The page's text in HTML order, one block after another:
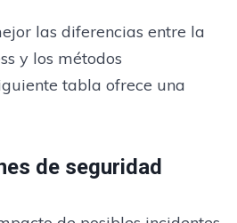
las diferencias entre la
y los métodos
tabla ofrece una
de seguridad